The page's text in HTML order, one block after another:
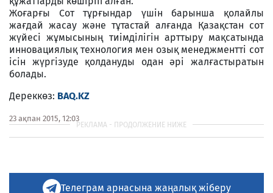
Жоғарғы Сот тұрғындар үшін барынша қолайлы
жағдай жасау және тұтастай алғанда Қазақстан сот
жүйесі жұмысының тиімділігін арттыру мақсатында
инновациялық технология мен озық менеджментті сот
ісін жүргізуде қолдануды одан әрі жалғастыратын
болады.
Дереккөз: BAQ.KZ
23 ақпан 2015, 12:03
Телеграм арнасына жаңалық жіберу